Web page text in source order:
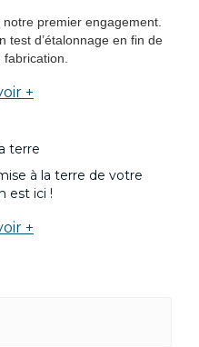
premier engagement.
test d’étalonnage en fin de
+
terre
à la terre de votre
est ici !
+